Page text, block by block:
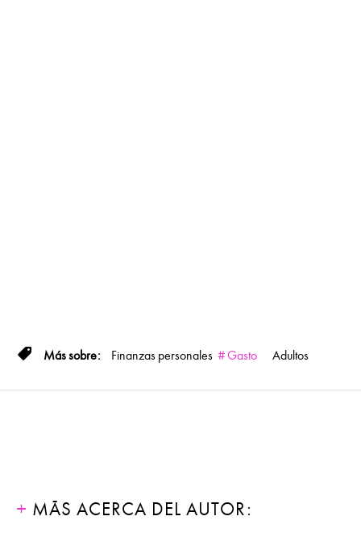
Finanzas personales Gasto Adultos
MÁS ACERCA DEL AUTOR: